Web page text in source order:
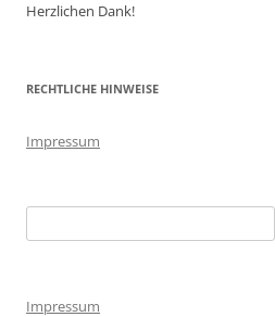
Herzlichen Dank!
RECHTLICHE HINWEISE
Impressum
nach:
Impressum